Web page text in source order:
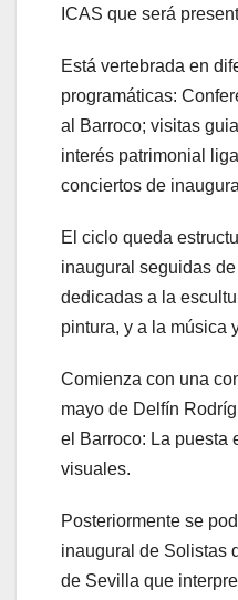
ICAS que será
Está vertebrada en
programáticas:
al Barroco; visitas
interés patrimonial
conciertos de
El ciclo queda
inaugural seguidas
dedicadas a la
pintura, y a la música
Comienza con una
mayo de Delfín
el Barroco: La puesta
visuales.
Posteriormente se
inaugural de Solistas
de Sevilla que